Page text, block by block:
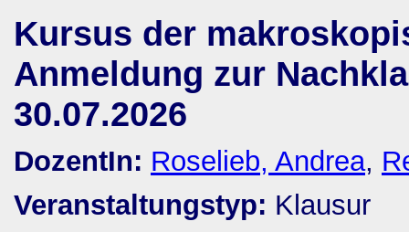
Kursus der
Anmeldung zur
30.07.2026
DozentIn: Roselieb, Andrea,
Veranstaltungstyp: Klausur